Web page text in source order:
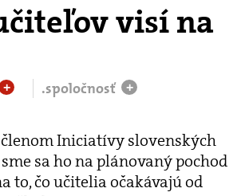
visí na
+ .spoločnosť +
členom Iniciatívy slovenských
sa ho na plánovaný pochod
to, čo učitelia očakávajú od